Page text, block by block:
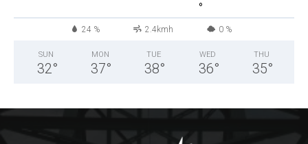
°
24 % 2.4kmh 0 %
SUN
32°
MON
37°
TUE
38°
WED
36°
THU
35°